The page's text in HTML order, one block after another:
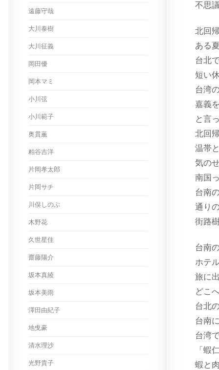
不思
北回
ある
台北
短い
台湾
嘉義
と言
北回
温帯
気の
南国
台南
通り
街路
台南
ホテ
旅に
どこ
台北
台南
台湾
「蝦
蝦と
遠藤守哉
大川泰樹
大川征義
岡田優
岡本マミ
小川弦
小川範子
奥貫薫
粕谷吉洋
片岡孝太郎
片岡サチ
川俣しのぶ
木野花
久世星佳
齋藤陽介
坂本真綾
坂本美雨
澤田由紀子
地曵豪
清水理沙
光野貴子